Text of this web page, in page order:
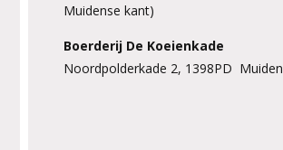
Muidense kant)
Boerderij De Koeienkade
Noordpolderkade 2, 1398PD Muiden